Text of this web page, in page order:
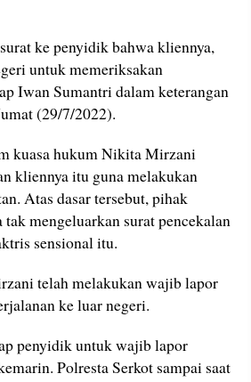
ke penyidik bahwa kliennya,
untuk memeriksakan
Iwan Sumantri dalam keterangan
(29/7/2022).
kuasa hukum Nikita Mirzani
kliennya itu guna melakukan
Atas dasar tersebut, pihak
tak mengeluarkan surat pencekalan
sensional itu.
telah melakukan wajib lapor
ke luar negeri.
penyidik untuk wajib lapor
Polresta Serkot sampai saat